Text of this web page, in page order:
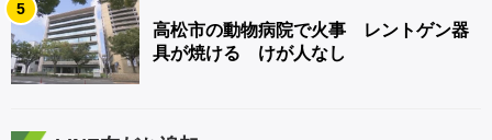
5
高松市の動物病院で火事 レントゲン器
具が焼ける けが人なし